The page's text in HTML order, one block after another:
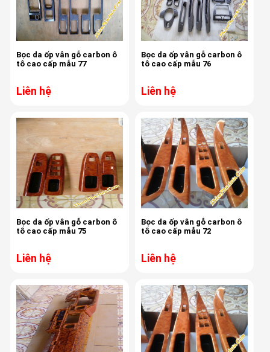
Bọc da ốp vân gỗ carbon ô
tô cao cấp mẫu 77
Liên hệ
Bọc da ốp vân gỗ carbon ô
tô cao cấp mẫu 76
Liên hệ
Bọc da ốp vân gỗ carbon ô
tô cao cấp mẫu 75
Liên hệ
Bọc da ốp vân gỗ carbon ô
tô cao cấp mẫu 72
Liên hệ